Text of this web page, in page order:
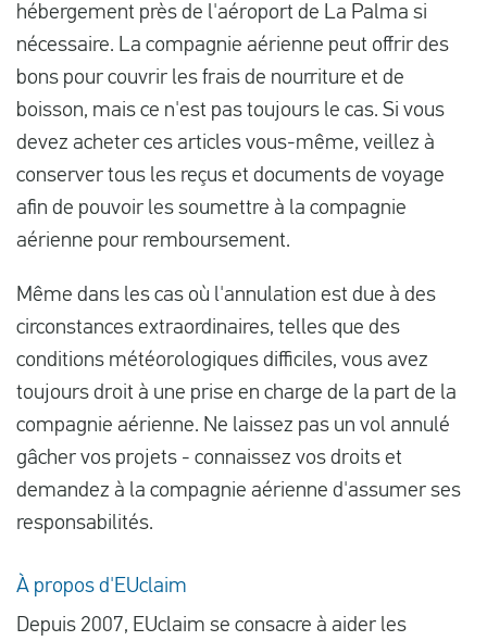
hébergement près de l'aéroport de La Palma si
nécessaire. La compagnie aérienne peut offrir des
bons pour couvrir les frais de nourriture et de
boisson, mais ce n'est pas toujours le cas. Si vous
devez acheter ces articles vous-même, veillez à
conserver tous les reçus et documents de voyage
afin de pouvoir les soumettre à la compagnie
aérienne pour remboursement.
Même dans les cas où l'annulation est due à des
circonstances extraordinaires, telles que des
conditions météorologiques difficiles, vous avez
toujours droit à une prise en charge de la part de la
compagnie aérienne. Ne laissez pas un vol annulé
gâcher vos projets - connaissez vos droits et
demandez à la compagnie aérienne d'assumer ses
responsabilités.
À propos d'EUclaim
Depuis 2007, EUclaim se consacre à aider les